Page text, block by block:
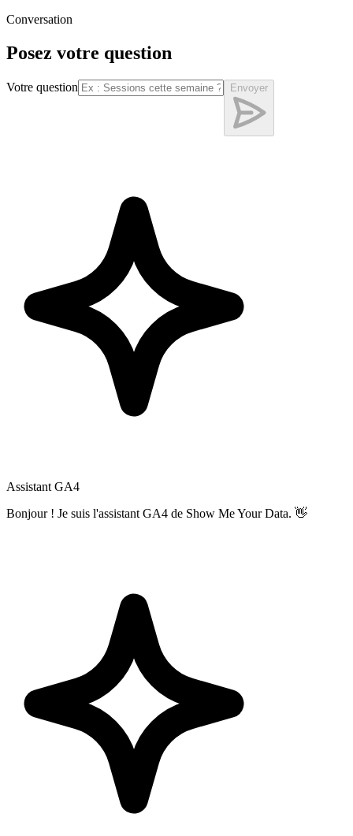
Conversation
Posez votre question
Votre question Envoyer
Assistant GA4
Bonjour ! Je suis l'assistant GA4 de Show Me Your Data. 👋